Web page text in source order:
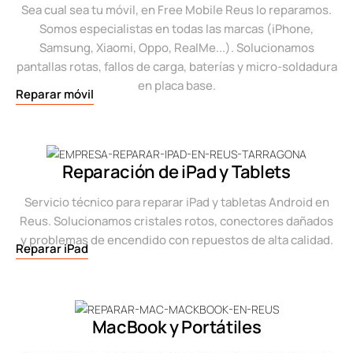
Sea cual sea tu móvil, en Free Mobile Reus lo reparamos.
Somos especialistas en todas las marcas (iPhone,
Samsung, Xiaomi, Oppo, RealMe...). Solucionamos
pantallas rotas, fallos de carga, baterías y micro-soldadura
en placa base.
Reparar móvil
Reparación de iPad y Tablets
Servicio técnico para reparar iPad y tabletas Android en
Reus. Solucionamos cristales rotos, conectores dañados
y problemas de encendido con repuestos de alta calidad.
Reparar iPad
MacBook y Portátiles